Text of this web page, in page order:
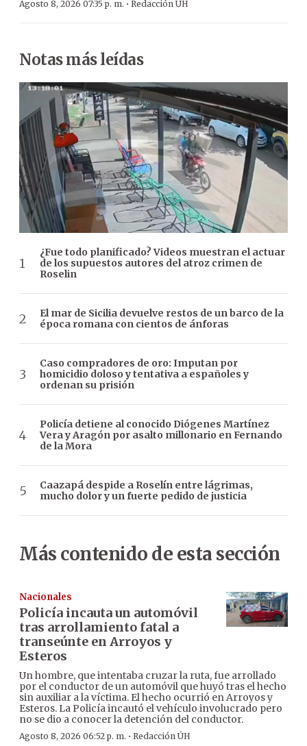
Agosto 8, 2026 07:35 p. m. · Redacción ÚH
Notas más leídas
¿Fue todo planificado? Videos muestran el actuar
de los supuestos autores del atroz crimen de
Roselin
El mar de Sicilia devuelve restos de un barco de la
época romana con cientos de ánforas
Caso compradores de oro: Imputan por
homicidio doloso y tentativa a españoles y
ordenan su prisión
Policía detiene al conocido Diógenes Martínez
Vera y Aragón por asalto millonario en Fernando
de la Mora
Caazapá despide a Roselín entre lágrimas,
mucho dolor y un fuerte pedido de justicia
Más contenido de esta sección
Nacionales
Policía incauta un automóvil
tras arrollamiento fatal a
transeúnte en Arroyos y
Esteros
Un hombre, que intentaba cruzar la ruta, fue arrollado
por el conductor de un automóvil que huyó tras el hecho
sin auxiliar a la víctima. El hecho ocurrió en Arroyos y
Esteros. La Policía incautó el vehículo involucrado pero
no se dio a conocer la detención del conductor.
Agosto 8, 2026 06:52 p. m. · Redacción ÚH